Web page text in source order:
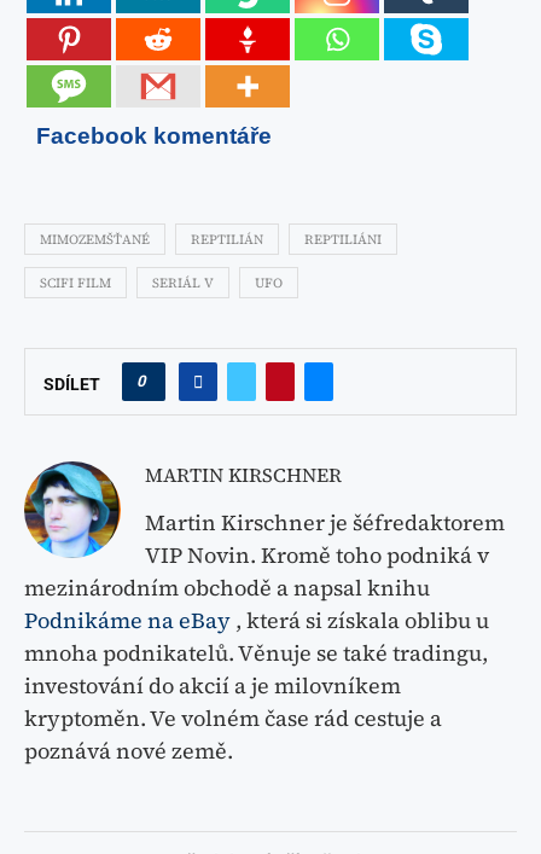
Facebook komentáře
MIMOZEMŠŤANÉ REPTILIÁN REPTILIÁNI
SCIFI FILM SERIÁL V UFO
SDÍLET 0
MARTIN KIRSCHNER
Martin Kirschner je šéfredaktorem
VIP Novin. Kromě toho podniká v
mezinárodním obchodě a napsal knihu
Podnikáme na eBay , která si získala oblibu u
mnoha podnikatelů. Věnuje se také tradingu,
investování do akcií a je milovníkem
kryptoměn. Ve volném čase rád cestuje a
poznává nové země.